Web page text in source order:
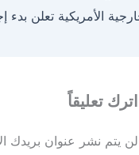
اترك تعليقاً
لن يتم نشر عنوان بريدك